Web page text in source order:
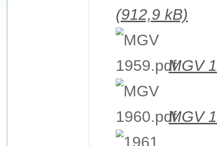
(912,9 kB)
MGV
MGV